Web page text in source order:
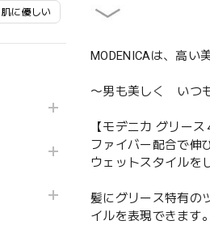
肌に優しい
MODENICAは、高い
〜男も美しく いつ
【モデニカ グリース
ファイバー配合で伸
ウェットスタイルを
髪にグリース特有の
イルを表現できます。